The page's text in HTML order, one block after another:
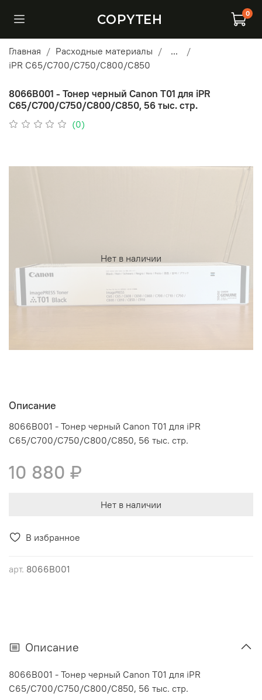
COPYTEH 0
Главная Расходные материалы
...
iPR C65/C700/C750/C800/C850
8066B001 - Тонер черный Canon T01 для iPR
C65/C700/C750/C800/C850, 56 тыс. стр.
(0)
В избранное
арт. 8066B001
Нет в наличии
Описание
8066B001 - Тонер черный Canon T01 для iPR
C65/C700/C750/C800/C850, 56 тыс. стр.
10 880 ₽
Нет в наличии
Описание
8066B001 - Тонер черный Canon T01 для iPR
C65/C700/C750/C800/C850, 56 тыс. стр.